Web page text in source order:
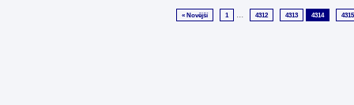
« Novější 1 ... 4312 4313 4314 4315